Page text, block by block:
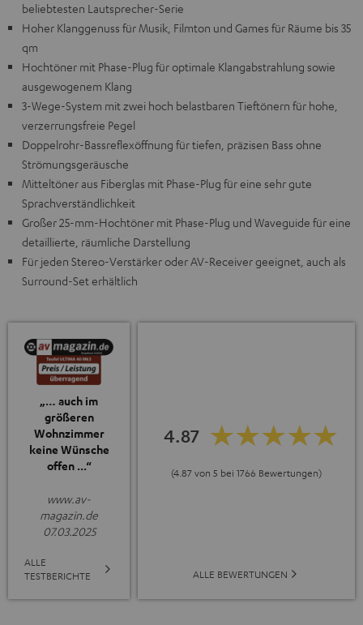
beliebtesten Lautsprecher-Serie
Hoher Klanggenuss für Musik, Filmton und Games für Räume bis 35
qm
Hochtöner mit Phase-Plug für optimale Klangabstrahlung sowie
ausgewogenem Klang
3-Wege-System mit zwei hoch belastbaren Tieftönern für hohe,
verzerrungsfreie Pegel
Doppelrohr-Bassreflexöffnung für tiefen, präzisen Bass ohne
Strömungsgeräusche
Mitteltöner aus Fiberglas mit Phase-Plug für eine sehr gute
Sprachverständlichkeit
Großer 25-mm-Hochtöner mit Phase-Plug und Waveguide für eine
detaillierte, räumliche Darstellung
Für jeden Stereo-Verstärker oder AV-Receiver geeignet, auch als
Surround-Set erhältlich
„… auch im
größeren
Wohnzimmer
keine Wünsche
offen ...“
www.av-
magazin.de
07.03.2025
ALLE
TESTBERICHTE
4.87
(4.87 von 5 bei 1766 Bewertungen)
ALLE BEWERTUNGEN